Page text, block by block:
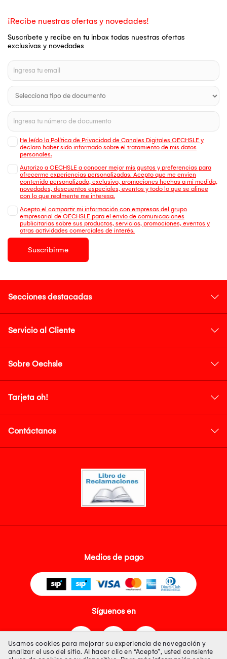
¡Recibe nuestras ofertas y novedades!
Suscríbete y recibe en tu inbox todas nuestras ofertas
exclusivas y novedades
He leído la Política de Privacidad de Canales Digitales OECHSLE y
declaro haber sido informado sobre el tratamiento de mis datos
personales.
Autorizo a OECHSLE a conocer mejor mis gustos y preferencias para
ofrecerme experiencias personalizadas. Acepto que me envien
contenido personalizado, exclusivo, promociones hechas a mi medida,
novedades, descuentos especiales, eventos y todo lo que se alinee
con lo que realmente me interesa.
Acepto el compartir mi información con empresas del grupo
empresarial de OECHSLE para el envío de comunicaciones
publicitarias sobre sus productos, servicios, promociones, eventos y
otras actividades comerciales de interés.
Suscribirme
Secciones destacadas
Servicio al Cliente
Sobre Oechsle
Tarjeta oh!
Contáctanos
Medios de pago
Síguenos en
Usamos cookies para mejorar su experiencia de navegación y
analizar el uso del sitio. Al hacer clic en “Acepto”, usted consiente